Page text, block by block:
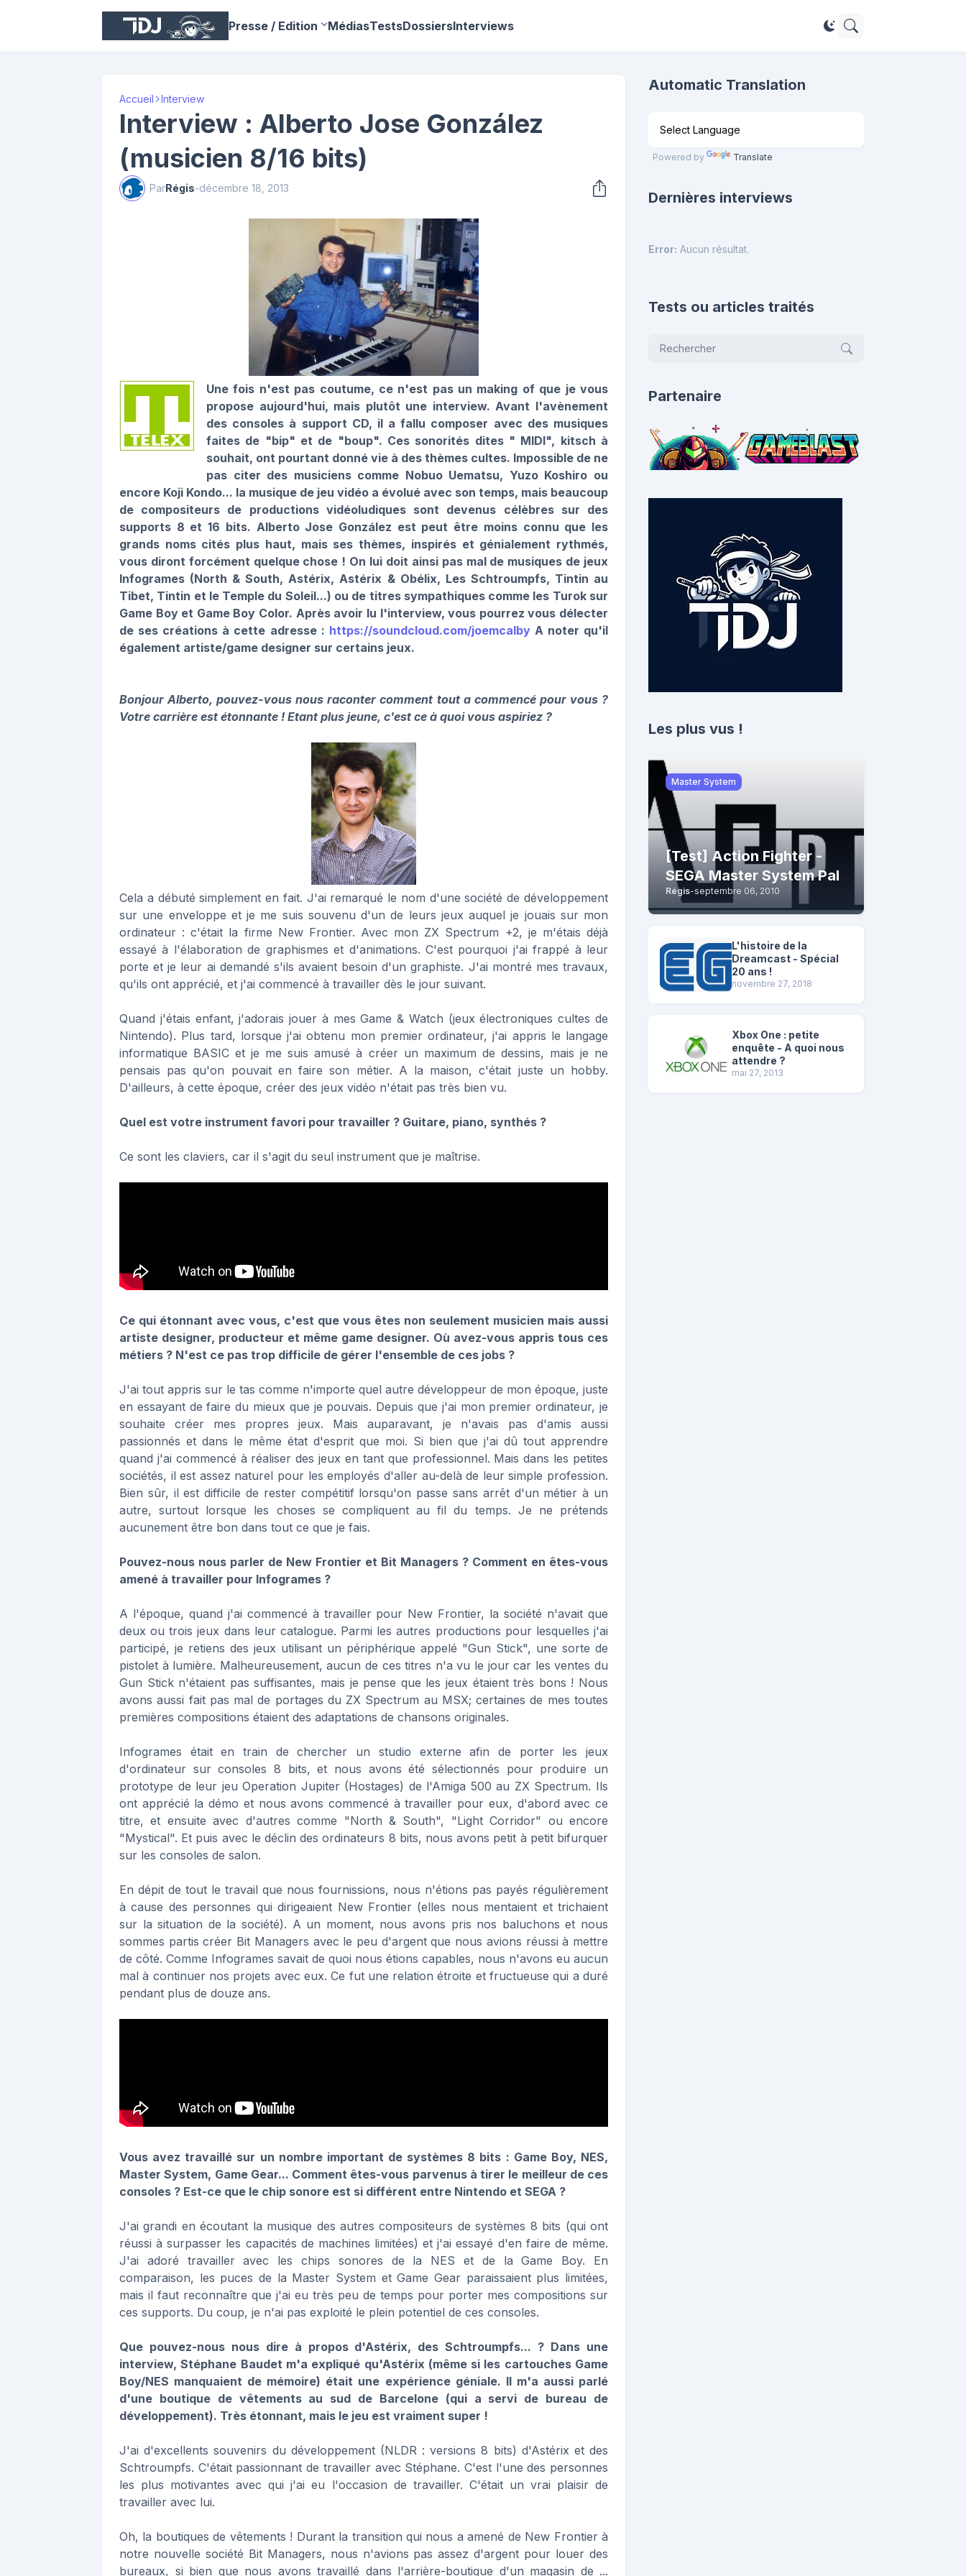
Presse / Edition MédiasTestsDossiersInterviews
Accueil Interview
Interview : Alberto Jose González
(musicien 8/16 bits)
ParRégis-décembre 18, 2013
Une fois n'est pas coutume, ce n'est pas un making of que je vous
propose aujourd'hui, mais plutôt une interview. Avant l'avènement
des consoles à support CD, il a fallu composer avec des musiques
faites de "bip" et de "boup". Ces sonorités dites " MIDI", kitsch à
souhait, ont pourtant donné vie à des thèmes cultes. Impossible de ne
pas citer des musiciens comme Nobuo Uematsu, Yuzo Koshiro ou
encore Koji Kondo... la musique de jeu vidéo a évolué avec son temps, mais beaucoup
de compositeurs de productions vidéoludiques sont devenus célèbres sur des
supports 8 et 16 bits. Alberto Jose González est peut être moins connu que les
grands noms cités plus haut, mais ses thèmes, inspirés et génialement rythmés,
vous diront forcément quelque chose ! On lui doit ainsi pas mal de musiques de jeux
Infogrames (North & South, Astérix, Astérix & Obélix, Les Schtroumpfs, Tintin au
Tibet, Tintin et le Temple du Soleil...) ou de titres sympathiques comme les Turok sur
Game Boy et Game Boy Color. Après avoir lu l'interview, vous pourrez vous délecter
de ses créations à cette adresse : https://soundcloud.com/joemcalbyA noter qu'il
également artiste/game designer sur certains jeux.
Bonjour Alberto, pouvez-vous nous raconter comment tout a commencé pour vous ?
Votre carrière est étonnante ! Etant plus jeune, c'est ce à quoi vous aspiriez ?
Cela a débuté simplement en fait. J'ai remarqué le nom d'une société de développement
sur une enveloppe et je me suis souvenu d'un de leurs jeux auquel je jouais sur mon
ordinateur : c'était la firme New Frontier. Avec mon ZX Spectrum +2, je m'étais déjà
essayé à l'élaboration de graphismes et d'animations. C'est pourquoi j'ai frappé à leur
porte et je leur ai demandé s'ils avaient besoin d'un graphiste. J'ai montré mes travaux,
qu'ils ont apprécié, et j'ai commencé à travailler dès le jour suivant.
Quand j'étais enfant, j'adorais jouer à mes Game & Watch (jeux électroniques cultes de
Nintendo). Plus tard, lorsque j'ai obtenu mon premier ordinateur, j'ai appris le langage
informatique BASIC et je me suis amusé à créer un maximum de dessins, mais je ne
pensais pas qu'on pouvait en faire son métier. A la maison, c'était juste un hobby.
D'ailleurs, à cette époque, créer des jeux vidéo n'était pas très bien vu.
Quel est votre instrument favori pour travailler ? Guitare, piano, synthés ?
Ce sont les claviers, car il s'agit du seul instrument que je maîtrise.
Ce qui étonnant avec vous, c'est que vous êtes non seulement musicien mais aussi
artiste designer, producteur et même game designer. Où avez-vous appris tous ces
métiers ? N'est ce pas trop difficile de gérer l'ensemble de ces jobs ?
J'ai tout appris sur le tas comme n'importe quel autre développeur de mon époque, juste
en essayant de faire du mieux que je pouvais. Depuis que j'ai mon premier ordinateur, je
souhaite créer mes propres jeux. Mais auparavant, je n'avais pas d'amis aussi
passionnés et dans le même état d'esprit que moi. Si bien que j'ai dû tout apprendre
quand j'ai commencé à réaliser des jeux en tant que professionnel. Mais dans les petites
sociétés, il est assez naturel pour les employés d'aller au-delà de leur simple profession.
Bien sûr, il est difficile de rester compétitif lorsqu'on passe sans arrêt d'un métier à un
autre, surtout lorsque les choses se compliquent au fil du temps. Je ne prétends
aucunement être bon dans tout ce que je fais.
Pouvez-nous nous parler de New Frontier et Bit Managers ? Comment en êtes-vous
amené à travailler pour Infogrames ?
A l'époque, quand j'ai commencé à travailler pour New Frontier, la société n'avait que
deux ou trois jeux dans leur catalogue. Parmi les autres productions pour lesquelles j'ai
participé, je retiens des jeux utilisant un périphérique appelé "Gun Stick", une sorte de
pistolet à lumière. Malheureusement, aucun de ces titres n'a vu le jour car les ventes du
Gun Stick n'étaient pas suffisantes, mais je pense que les jeux étaient très bons ! Nous
avons aussi fait pas mal de portages du ZX Spectrum au MSX; certaines de mes toutes
premières compositions étaient des adaptations de chansons originales.
Infogrames était en train de chercher un studio externe afin de porter les jeux
d'ordinateur sur consoles 8 bits, et nous avons été sélectionnés pour produire un
prototype de leur jeu Operation Jupiter (Hostages) de l'Amiga 500 au ZX Spectrum. Ils
ont apprécié la démo et nous avons commencé à travailler pour eux, d'abord avec ce
titre, et ensuite avec d'autres comme "North & South", "Light Corridor" ou encore
"Mystical". Et puis avec le déclin des ordinateurs 8 bits, nous avons petit à petit bifurquer
sur les consoles de salon.
En dépit de tout le travail que nous fournissions, nous n'étions pas payés régulièrement
à cause des personnes qui dirigeaient New Frontier (elles nous mentaient et trichaient
sur la situation de la société). A un moment, nous avons pris nos baluchons et nous
sommes partis créer Bit Managers avec le peu d'argent que nous avions réussi à mettre
de côté. Comme Infogrames savait de quoi nous étions capables, nous n'avons eu aucun
mal à continuer nos projets avec eux. Ce fut une relation étroite et fructueuse qui a duré
pendant plus de douze ans.
Vous avez travaillé sur un nombre important de systèmes 8 bits : Game Boy, NES,
Master System, Game Gear... Comment êtes-vous parvenus à tirer le meilleur de ces
consoles ? Est-ce que le chip sonore est si différent entre Nintendo et SEGA ?
J'ai grandi en écoutant la musique des autres compositeurs de systèmes 8 bits (qui ont
réussi à surpasser les capacités de machines limitées) et j'ai essayé d'en faire de même.
J'ai adoré travailler avec les chips sonores de la NES et de la Game Boy. En
comparaison, les puces de la Master System et Game Gear paraissaient plus limitées,
mais il faut reconnaître que j'ai eu très peu de temps pour porter mes compositions sur
ces supports. Du coup, je n'ai pas exploité le plein potentiel de ces consoles.
Que pouvez-nous nous dire à propos d'Astérix, des Schtroumpfs... ? Dans une
interview, Stéphane Baudet m'a expliqué qu'Astérix (même si les cartouches Game
Boy/NES manquaient de mémoire) était une expérience géniale. Il m'a aussi parlé
d'une boutique de vêtements au sud de Barcelone (qui a servi de bureau de
développement). Très étonnant, mais le jeu est vraiment super !
J'ai d'excellents souvenirs du développement (NLDR : versions 8 bits) d'Astérix et des
Schtroumpfs. C'était passionnant de travailler avec Stéphane. C'est l'une des personnes
les plus motivantes avec qui j'ai eu l'occasion de travailler. C'était un vrai plaisir de
travailler avec lui.
Oh, la boutiques de vêtements ! Durant la transition qui nous a amené de New Frontier à
notre nouvelle société Bit Managers, nous n'avions pas assez d'argent pour louer des
bureaux, si bien que nous avons travaillé dans l'arrière-boutique d'un magasin de ...
Automatic Translation
Powered by Translate
Dernières interviews
Error: Aucun résultat.
Tests ou articles traités
Partenaire
Les plus vus !
Master System
[Test] Action Fighter -
SEGA Master System Pal
Régis-septembre 06, 2010
L'histoire de la
Dreamcast - Spécial
20 ans !
novembre 27, 2018
Xbox One : petite
enquête - A quoi nous
attendre ?
mai 27, 2013